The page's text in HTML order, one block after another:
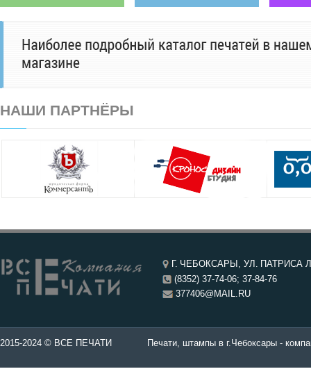
НАШИ ПАРТНЁРЫ
Г. ЧЕБОКСАРЫ, УЛ. ПАТРИСА
(8352) 37-74-06; 37-84-76
377406@MAIL.RU
в Чебоксары. Печати, штампы в г.Чебоксары -
2015-2024 © ВСЕ ПЕЧАТИ